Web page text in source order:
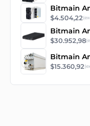
$4.504,22
$30.952,98
$15.360,92